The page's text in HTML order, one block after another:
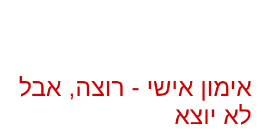
אימון אישי - רוצה, אבל
לא יוצא